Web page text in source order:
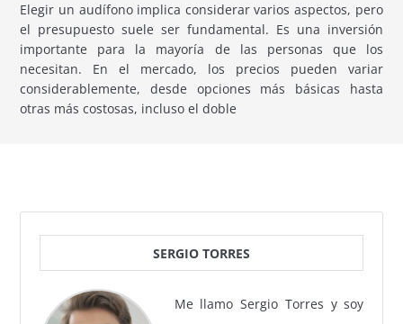
Elegir un audífono implica considerar varios aspectos, pero
el presupuesto suele ser fundamental. Es una inversión
importante para la mayoría de las personas que los
necesitan. En el mercado, los precios pueden variar
considerablemente, desde opciones más básicas hasta
otras más costosas, incluso el doble
SERGIO TORRES
Me llamo Sergio Torres y soy